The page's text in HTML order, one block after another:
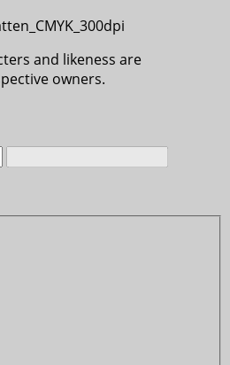
and likeness are
owners.